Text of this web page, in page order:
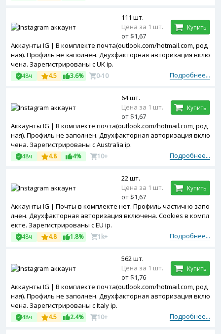
Аккаунты IG | В комплекте почта(outlook.com/hotmail.com, род
ная). Профиль не заполнен. Двухфакторная авторизация вклю
чена. Зарегистрированы с UK ip.
Подробнее...
48ч 4.5 3.6% 0-10
111 шт.
Цена за 1 шт.
от $1,67
Купить
Аккаунты IG | В комплекте почта(outlook.com/hotmail.com, род
ная). Профиль не заполнен. Двухфакторная авторизация вклю
чена. Зарегистрированы с Australia ip.
Подробнее...
48ч 4.8 4% 10+
64 шт.
Цена за 1 шт.
от $1,67
Купить
Аккаунты IG | Почты в комплекте нет. Профиль частично запо
лнен. Двухфакторная авторизация включена. Cookies в компл
екте. Зарегистрированы с EU ip.
Подробнее...
48ч 4.8 1.8% 1k+
22 шт.
Цена за 1 шт.
от $1,67
Купить
Аккаунты IG | В комплекте почта(outlook.com/hotmail.com, род
ная). Профиль не заполнен. Двухфакторная авторизация вклю
чена. Зарегистрированы с Italy ip.
Подробнее...
48ч 4.5 2.4% 10+
562 шт.
Цена за 1 шт.
от $1,76
Купить